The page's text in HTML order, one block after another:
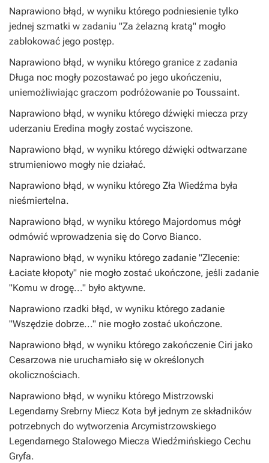
Naprawiono błąd, w wyniku którego podniesienie tylko
jednej szmatki w zadaniu "Za żelazną kratą" mogło
zablokować jego postęp.
Naprawiono błąd, w wyniku którego granice z zadania
Długa noc mogły pozostawać po jego ukończeniu,
uniemożliwiając graczom podróżowanie po Toussaint.
Naprawiono błąd, w wyniku którego dźwięki miecza przy
uderzaniu Eredina mogły zostać wyciszone.
Naprawiono błąd, w wyniku którego dźwięki odtwarzane
strumieniowo mogły nie działać.
Naprawiono błąd, w wyniku którego Zła Wiedźma była
nieśmiertelna.
Naprawiono błąd, w wyniku którego Majordomus mógł
odmówić wprowadzenia się do Corvo Bianco.
Naprawiono błąd, w wyniku którego zadanie "Zlecenie:
Łaciate kłopoty" nie mogło zostać ukończone, jeśli zadanie
"Komu w drogę..." było aktywne.
Naprawiono rzadki błąd, w wyniku którego zadanie
"Wszędzie dobrze..." nie mogło zostać ukończone.
Naprawiono błąd, w wyniku którego zakończenie Ciri jako
Cesarzowa nie uruchamiało się w określonych
okolicznościach.
Naprawiono błąd, w wyniku którego Mistrzowski
Legendarny Srebrny Miecz Kota był jednym ze składników
potrzebnych do wytworzenia Arcymistrzowskiego
Legendarnego Stalowego Miecza Wiedźmińskiego Cechu
Gryfa.